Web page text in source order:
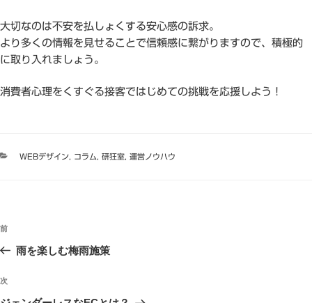
大切なのは不安を払しょくする安心感の訴求。
より多くの情報を見せることで信頼感に繋がりますので、積極的
に取り入れましょう。
消費者心理をくすぐる接客ではじめての挑戦を応援しよう！
カ
WEBデザイン, コラム 研狂室, 運営ノウハウ
投
ビ
ゲ
過
去
投
稿
前
雨を楽しむ梅雨施策
次
の
次